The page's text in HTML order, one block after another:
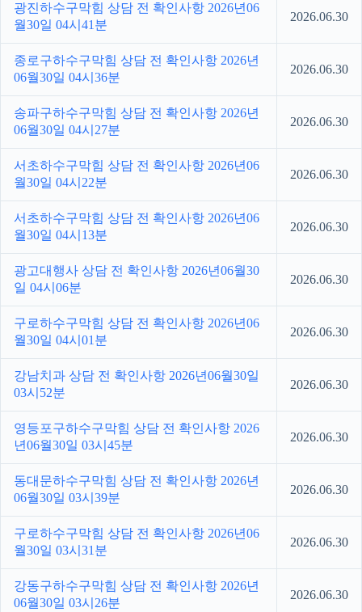
광진하수구막힘 상담 전 확인사항 2026년06
월30일 04시41분
2026.06.30
종로구하수구막힘 상담 전 확인사항 2026년
06월30일 04시36분
2026.06.30
송파구하수구막힘 상담 전 확인사항 2026년
06월30일 04시27분
2026.06.30
서초하수구막힘 상담 전 확인사항 2026년06
월30일 04시22분
2026.06.30
서초하수구막힘 상담 전 확인사항 2026년06
월30일 04시13분
2026.06.30
광고대행사 상담 전 확인사항 2026년06월30
일 04시06분
2026.06.30
구로하수구막힘 상담 전 확인사항 2026년06
월30일 04시01분
2026.06.30
강남치과 상담 전 확인사항 2026년06월30일
03시52분
2026.06.30
영등포구하수구막힘 상담 전 확인사항 2026
년06월30일 03시45분
2026.06.30
동대문하수구막힘 상담 전 확인사항 2026년
06월30일 03시39분
2026.06.30
구로하수구막힘 상담 전 확인사항 2026년06
월30일 03시31분
2026.06.30
강동구하수구막힘 상담 전 확인사항 2026년
06월30일 03시26분
2026.06.30